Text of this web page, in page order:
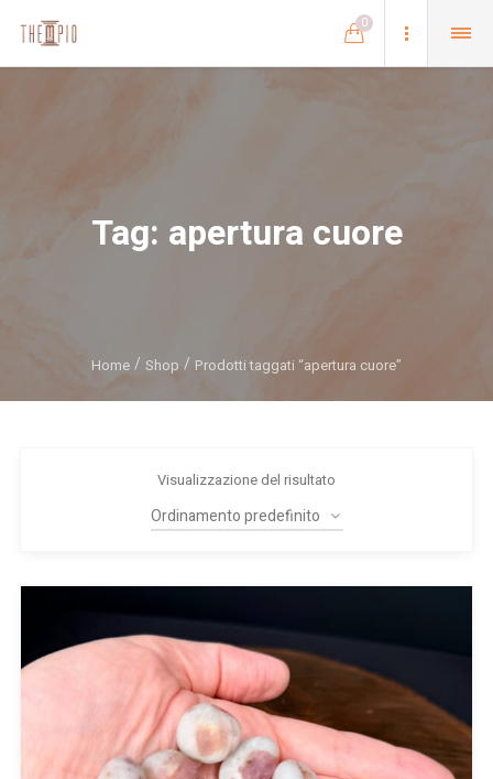
0
Tag: apertura cuore
Home Shop Prodotti taggati “apertura cuore”
Visualizzazione del risultato